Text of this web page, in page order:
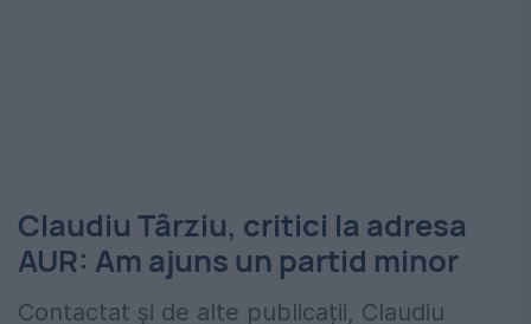
Claudiu Târziu, critici la adresa
AUR: Am ajuns un partid minor
Contactat și de alte publicații, Claudiu